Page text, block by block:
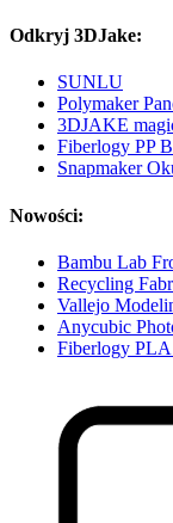
Odkryj 3DJake:
SUNLU
Polymaker
3DJAKE
Fiberlogy PP
Snapmaker
Nowości:
Bambu Lab
Recycling
Vallejo
Anycubic
Fiberlogy